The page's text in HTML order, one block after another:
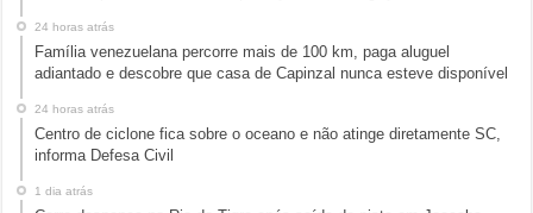
24 horas atrás
Família venezuelana percorre mais de 100 km, paga aluguel
adiantado e descobre que casa de Capinzal nunca esteve disponível
24 horas atrás
Centro de ciclone fica sobre o oceano e não atinge diretamente SC,
informa Defesa Civil
1 dia atrás